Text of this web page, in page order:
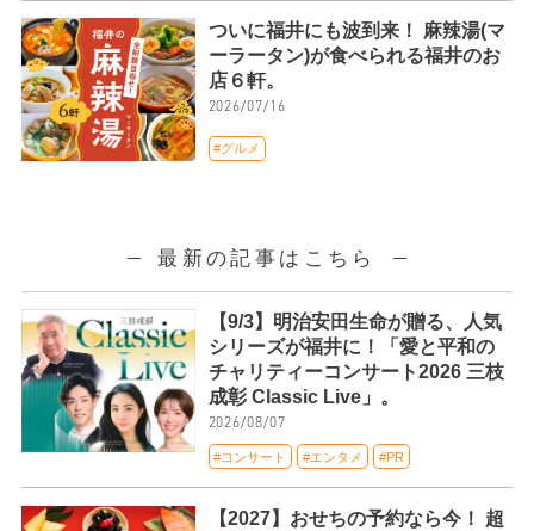
ついに福井にも波到来！ 麻辣湯(マ
ーラータン)が食べられる福井のお
店６軒。
2026/07/16
#グルメ
最新の記事はこちら
【9/3】明治安田生命が贈る、人気
シリーズが福井に！「愛と平和の
チャリティーコンサート2026 三枝
成彰 Classic Live」。
2026/08/07
#コンサート #エンタメ #PR
【2027】おせちの予約なら今！ 超